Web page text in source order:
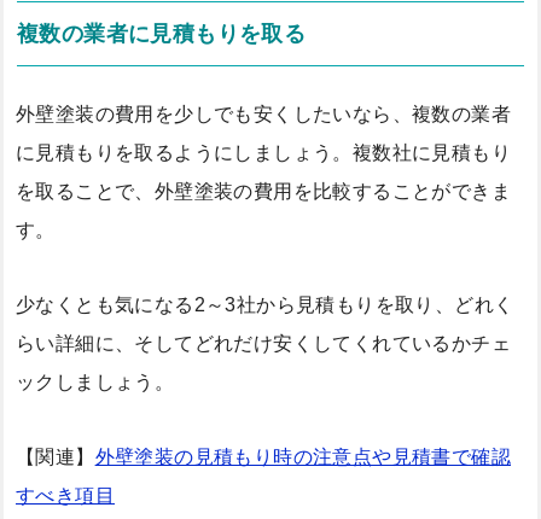
複数の業者に見積もりを取る
外壁塗装の費用を少しでも安くしたいなら、複数の業者
に見積もりを取るようにしましょう。複数社に見積もり
を取ることで、外壁塗装の費用を比較することができま
す。
少なくとも気になる2～3社から見積もりを取り、どれく
らい詳細に、そしてどれだけ安くしてくれているかチェ
ックしましょう。
【関連】 外壁塗装の見積もり時の注意点や見積書で確認
すべき項目